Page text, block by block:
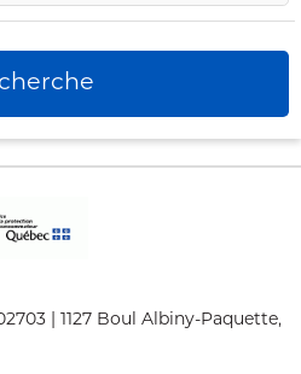
| 1127 Boul Albiny-Paquette,